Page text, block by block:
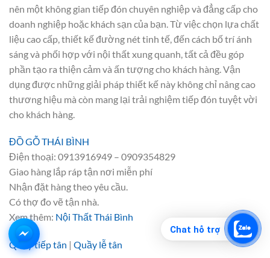
Chat hỗ trợ
nên một không gian tiếp đón chuyên nghiệp và đẳng cấp cho
doanh nghiệp hoặc khách sạn của bạn. Từ việc chọn lựa chất
liệu cao cấp, thiết kế đường nét tinh tế, đến cách bố trí ánh
sáng và phối hợp với nội thất xung quanh, tất cả đều góp
phần tạo ra thiện cảm và ấn tượng cho khách hàng. Vận
dụng được những giải pháp thiết kế này không chỉ nâng cao
thương hiệu mà còn mang lại trải nghiệm tiếp đón tuyệt vời
cho khách hàng.
ĐỒ GỖ THÁI BÌNH
Điện thoại: 0913916949 – 0909354829
Giao hàng lắp ráp tận nơi miễn phí
Nhận đặt hàng theo yêu cầu.
Có thợ đo vẽ tận nhà.
Xem thêm: Nội Thất Thái Bình
Quầy tiếp tân | Quầy lễ tân